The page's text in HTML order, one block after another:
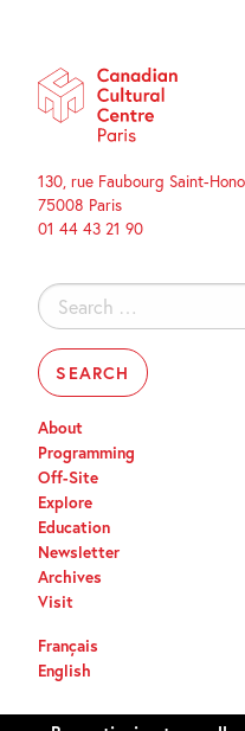
130, rue Faubourg Saint-
75008 Paris
01 44 43 21 90
Search
for:
About
Programming
Off-Site
Explore
Education
Newsletter
Archives
Visit
Français
English